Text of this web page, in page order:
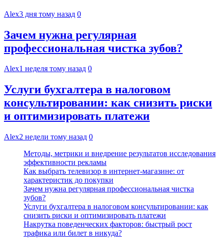
Alex3 дня тому назад 0
Зачем нужна регулярная
профессиональная чистка зубов?
Alex1 неделя тому назад 0
Услуги бухгалтера в налоговом
консультировании: как снизить риски
и оптимизировать платежи
Alex2 недели тому назад 0
Методы, метрики и внедрение результатов исследования
эффективности рекламы
Как выбрать телевизор в интернет-магазине: от
характеристик до покупки
Зачем нужна регулярная профессиональная чистка
зубов?
Услуги бухгалтера в налоговом консультировании: как
снизить риски и оптимизировать платежи
Накрутка поведенческих факторов: быстрый рост
трафика или билет в никуда?